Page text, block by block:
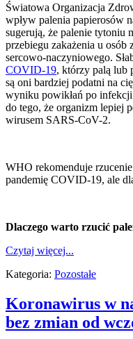
Światowa Organizacja
wpływ palenia papierosów
sugerują, że palenie tytoniu
przebiegu zakażenia u osób
sercowo-naczyniowego.
COVID-19, którzy palą lub
są oni bardziej podatni na
wyniku powikłań po
do tego, że organizm lepiej
wirusem SARS-CoV-2.
WHO rekomenduje
pandemię COVID-19, ale
Dlaczego warto rzucić
Czytaj więcej...
Kategoria: Pozostałe
Koronawirus w
bez zmian od